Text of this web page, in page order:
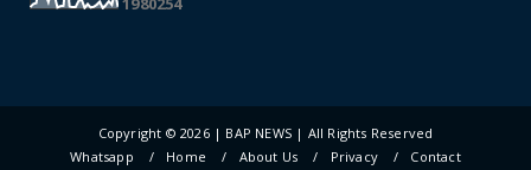
Copyright © 2026 | BAP NEWS | All Rights Reserved
Whatsapp
Home About Us Privacy Contact